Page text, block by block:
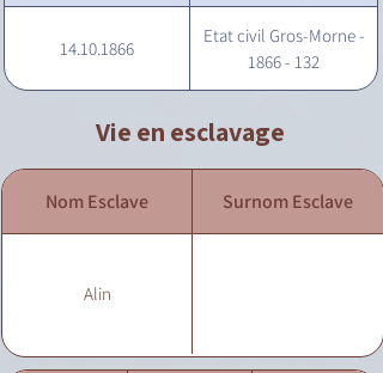
14.10.1866
Etat civil Gros-Morne -
1866 - 132
Vie en esclavage
Nom Esclave Surnom Esclave
Alin